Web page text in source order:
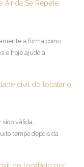
Ainda Se Repete
a forma como
e hoje ajudo a
civil do locatário
sido válida,
tempo depois da